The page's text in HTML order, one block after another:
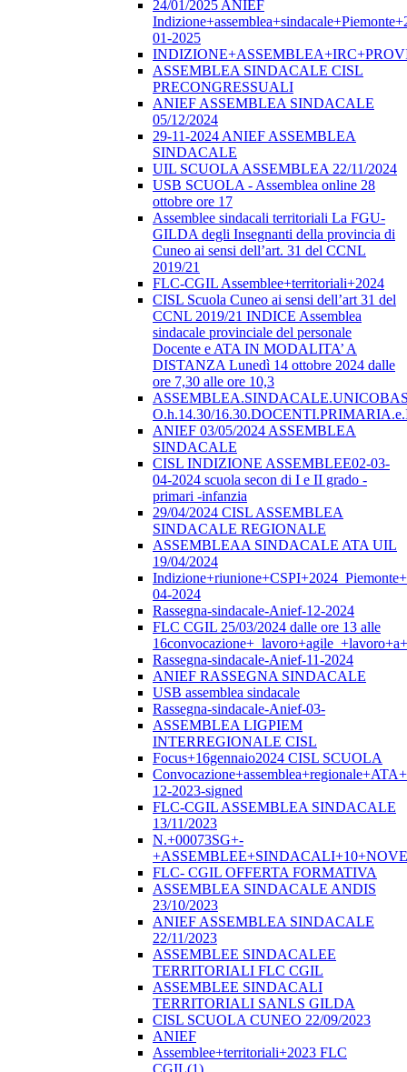
24/01/2025 ANIEF
01-2025
ASSEMBLEA SINDACALE CISL
PRECONGRESSUALI
ANIEF ASSEMBLEA SINDACALE
05/12/2024
29-11-2024 ANIEF ASSEMBLEA
SINDACALE
UIL SCUOLA ASSEMBLEA 22/11/2024
USB SCUOLA - Assemblea online 28
ottobre ore 17
Assemblee sindacali territoriali La FGU-
GILDA degli Insegnanti della provincia di
Cuneo ai sensi dell’art. 31 del CCNL
2019/21
FLC-CGIL Assemblee+territoriali+2024
CISL Scuola Cuneo ai sensi dell’art 31 del
CCNL 2019/21 INDICE Assemblea
sindacale provinciale del personale
Docente e ATA IN MODALITA’ A
DISTANZA Lunedì 14 ottobre 2024 dalle
ore 7,30 alle ore 10,3
O.h.14.30/
ANIEF 03/05/2024 ASSEMBLEA
SINDACALE
CISL INDIZIONE ASSEMBLEE02-03-
04-2024 scuola secon di I e II grado -
primari -infanzia
29/04/2024 CISL ASSEMBLEA
SINDACALE REGIONALE
ASSEMBLEAA SINDACALE ATA UIL
19/04/2024
04-2024
Rassegna-sindacale-Anief-12-2024
FLC CGIL 25/03/2024 dalle ore 13 alle
Rassegna-sindacale-Anief-11-2024
ANIEF RASSEGNA SINDACALE
USB assemblea sindacale
Rassegna-sindacale-Anief-03-
ASSEMBLEA LIGPIEM
INTERREGIONALE CISL
Focus+16gennaio2024 CISL SCUOLA
12-2023-signed
FLC-CGIL ASSEMBLEA SINDACALE
13/11/2023
N.+00073SG+-
FLC- CGIL OFFERTA FORMATIVA
ASSEMBLEA SINDACALE ANDIS
23/10/2023
ANIEF ASSEMBLEA SINDACALE
22/11/2023
ASSEMBLEE SINDACALEE
TERRITORIALI FLC CGIL
ASSEMBLEE SINDACALI
TERRITORIALI SANLS GILDA
CISL SCUOLA CUNEO 22/09/2023
ANIEF
Assemblee+territoriali+2023 FLC